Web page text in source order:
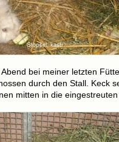
Abend bei meiner letzten
durch den Stall. Keck
mitten in die